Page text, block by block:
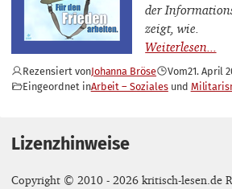
der
zeigt, wie.
Rezensiert vonJohanna Bröse Vom21. April
Eingeordnet inArbeit – Soziales
Lizenzhinweise
Copyright © 2010 - 2026 kritisch-lesen.de